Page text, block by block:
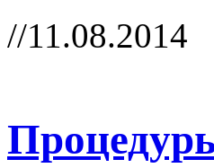
//11.08.2014